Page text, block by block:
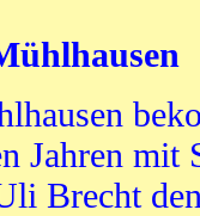
Jahren mit
Brecht